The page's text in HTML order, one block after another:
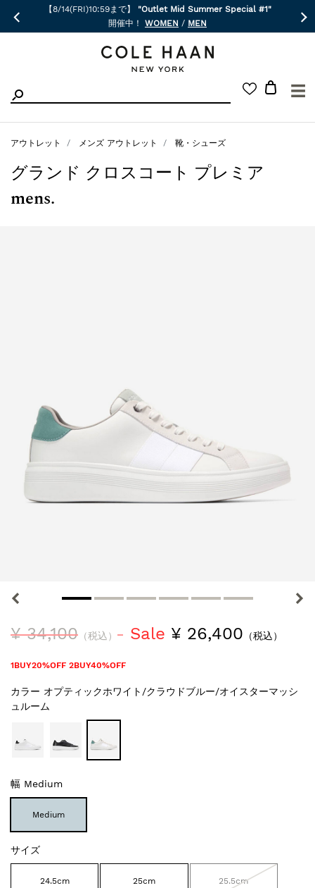
【8/14(FRI)10:59まで】
"Outlet Mid Summer Special #1"
開催中！ WOMEN / MEN
☰
アウトレット メンズ アウトレット 靴・シューズ
グランド クロスコート プレミア
mens.
¥ 34,100 （税込） Sale ¥ 26,400 （税込）
1BUY20%OFF 2BUY40%OFF
カラー オプティックホワイト/クラウドブルー/オイスターマッシ
ュルーム
幅 Medium
Medium
サイズ
24.5cm
25cm
25.5cm